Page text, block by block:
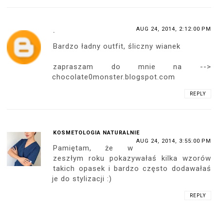
. AUG 24, 2014, 2:12:00 PM
Bardzo ładny outfit, śliczny wianek
zapraszam do mnie na -->
chocolate0monster.blogspot.com
REPLY
KOSMETOLOGIA NATURALNIE
AUG 24, 2014, 3:55:00 PM
Pamiętam, że w
zeszłym roku pokazywałaś kilka wzorów
takich opasek i bardzo często dodawałaś
je do stylizacji :)
REPLY